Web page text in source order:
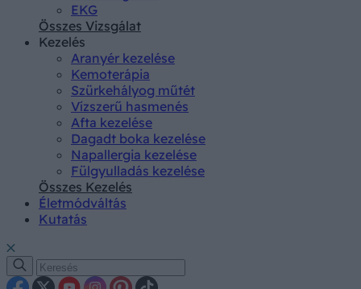
EKG
Összes Vizsgálat
Kezelés
Aranyér kezelése
Kemoterápia
Szürkehályog műtét
Vízszerű hasmenés
Afta kezelése
Dagadt boka kezelése
Napallergia kezelése
Fülgyulladás kezelése
Összes Kezelés
Életmódváltás
Kutatás